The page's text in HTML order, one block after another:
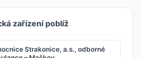
zařízení poblíž
Strakonice, a.s., odborné